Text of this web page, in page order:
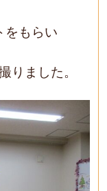
をもらい
りました。